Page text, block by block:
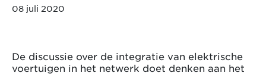
08 juli 2020
De discussie over de integratie van elektrische
voertuigen in het netwerk doet denken aan het